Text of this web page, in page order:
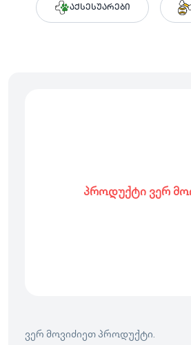
აქსესუარები
პროდუქტი ვერ
ვერ მოვიძიეთ პროდუქტი.